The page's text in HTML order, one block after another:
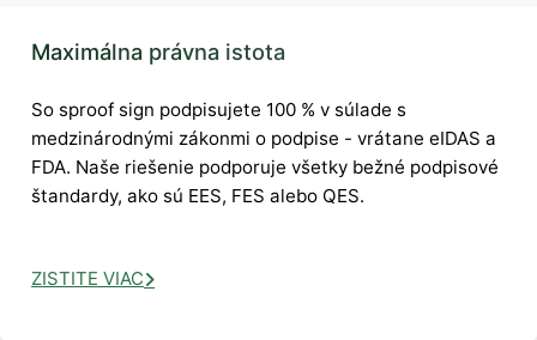
Maximálna právna istota
So sproof sign podpisujete 100 % v súlade s
medzinárodnými zákonmi o podpise - vrátane eIDAS a
FDA. Naše riešenie podporuje všetky bežné podpisové
štandardy, ako sú EES, FES alebo QES.
ZISTITE VIAC